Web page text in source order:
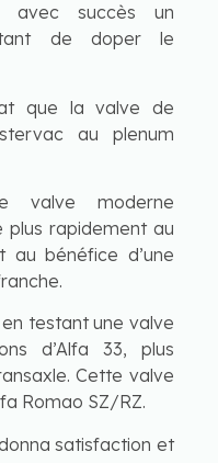
avec succès un
de doper le
que la valve de
au plenum
valve moderne
rapidement au
bénéfice d’une
testant une valve
d’Alfa 33, plus
Cette valve
Romao SZ/RZ.
satisfaction et